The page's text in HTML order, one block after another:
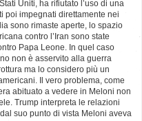
Uniti, ha rifiutato l’uso di una
poi impegnati direttamente nei
sono rimaste aperte, lo spazio
contro l’Iran sono state
Papa Leone. In quel caso
non è asservito alla guerra
ma lo considero più un
Il vero problema, come
abituato a vedere in Meloni non
Trump interpreta le relazioni
suo punto di vista Meloni aveva